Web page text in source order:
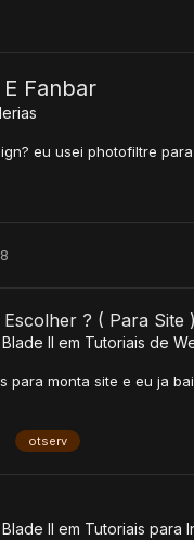
Fanbar
eu usei photofiltre
? ( Para Site )
Blade II em Tutoriais de
para monta site e eu ja
otserv
Blade II em Tutoriais para